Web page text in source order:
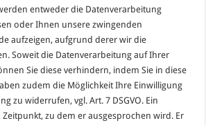
entweder die Datenverarbeitung
oder Ihnen unsere zwingenden
aufzeigen, aufgrund derer wir die
Soweit die Datenverarbeitung auf Ihrer
Sie diese verhindern, indem Sie in diese
zudem die Möglichkeit Ihre Einwilligung
zu widerrufen, vgl. Art. 7 DSGVO. Ein
zu dem er ausgesprochen wird. Er